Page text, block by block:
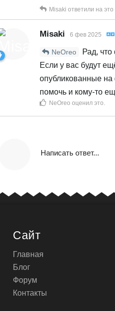
Misaki ответили на
Misaki 6 фев 2025
NeOreo
Рад,
Если у вас будут
опубликованные на
помочь и кому-то
NeOreo оценил это.
Написать ответ...
Сайт
Главная
Блог
Форум
Контакты